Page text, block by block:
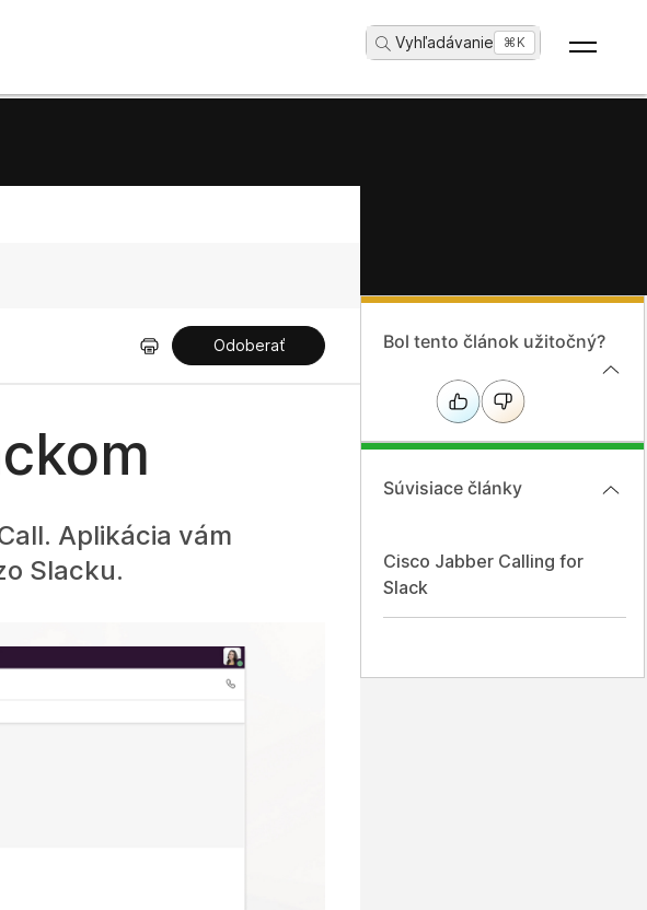
Vyhľadávanie ...⌘K
Odoberať
Aplikácia vám
Slacku.
Bol tento článok užitočný?
Súvisiace články
Cisco Jabber Calling for
Slack